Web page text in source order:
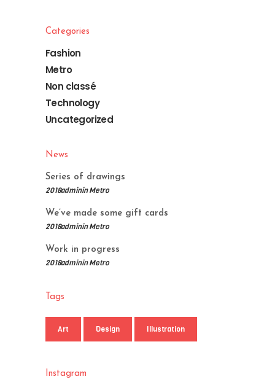
Categories
Fashion
Metro
Non classé
Technology
Uncategorized
News
Series of drawings
2018adminin Metro
We’ve made some gift cards
2018adminin Metro
Work in progress
2018adminin Metro
Tags
Art Design Illustration
Instagram